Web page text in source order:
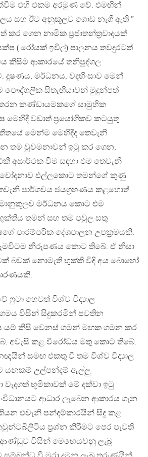
එහි එකම අරමුණ වේ. එමඟින්
සහ ඊට අනුකූලව ගොඩ නැගී ඇති ”
ගෙන නාමික ප්‍රජාතන්ත්‍රවාදයක්
( රෝයක් ඉවිල්) පාලනය තවදුරටත්
කිසිම ආකාරයේ තනිපුද්ගල
මර්ධනය, වදහිංසාව මෙන්
පෞද්ගලික සිතැඟියාවන් මුදුන්පත්
කරන කණ්ඩායමකගේ සාමුහික
මෙහිදී වඩාත් ප්‍රයෝගිකව කටයුතු
මෙන්ම මෙහිදීද තෙවැනි
තම වුවමනාවන් ඉටු කර ගෙන,
අසාර්ථක වීම සඳහා එම තෙවැනි
එල්ලකොට තමන්ගේ කුණු
පාර්ශවය ජයග්‍රහණය කළහොත්
මර්ධනය කොට එම
තමන් සහ තම පවුල සතු
පාරම්පරික දේශපාලන උපක්‍රමයකි.
නිරූපණය කොට තිබේ. ඒ නිසා
බවක් නොමැති භුක්ති විඳි අය බොහෝ
ෆුටා හෙවත් විශ්ව විද්‍යාල
විසින් සිදුකරමින් පවතින
යම් කිසි වෙනස් ගමන් මඟක ගමන කර
අවැසි කළ විරෝධය මතු කොට තිබේ.
සමඟ එකතු වී තම විශ්ව විද්‍යාල
යනකම් උල්පන්දම් ඇල්ලු
භූමිකාවක් මේ දක්වා ඉටු
ආධාර ලැබෙන ආකාරය ගැන
එවැනි පන්දම්කාරයින් සිදු කළ
ප්‍රශ්න කිරීමට පෙර පැවති
විසින් මෙහෙයවනු ලැබූ